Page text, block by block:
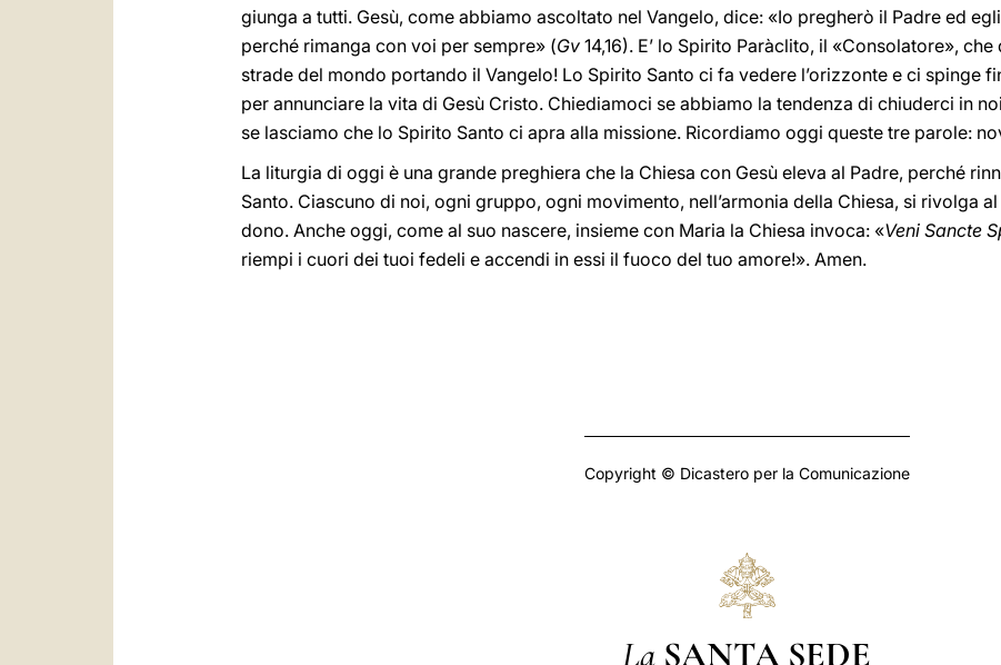
giunga a tutti. Gesù, come abbiamo ascoltato nel Vangelo, dice: «Io pregherò il Padre ed
perché rimanga con voi per sempre» (Gv 14,16). E’ lo Spirito Paràclito, il «Consolatore»,
strade del mondo portando il Vangelo! Lo Spirito Santo ci fa vedere l’orizzonte e ci spinge
per annunciare la vita di Gesù Cristo. Chiediamoci se abbiamo la tendenza di chiuderci in
se lasciamo che lo Spirito Santo ci apra alla missione. Ricordiamo oggi queste tre parole:
La liturgia di oggi è una grande preghiera che la Chiesa con Gesù eleva al Padre, perché
Santo. Ciascuno di noi, ogni gruppo, ogni movimento, nell’armonia della Chiesa, si rivolga
dono. Anche oggi, come al suo nascere, insieme con Maria la Chiesa invoca: «Veni Sancte
riempi i cuori dei tuoi fedeli e accendi in essi il fuoco del tuo amore!». Amen.
Copyright © Dicastero per la Comunicazione
La SANTA SEDE